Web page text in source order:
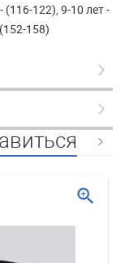
(116-122), 9-10 лет -
158)
zoom_in